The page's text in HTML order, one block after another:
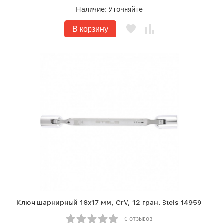
Наличие: Уточняйте
В корзину
Ключ шарнирный 16х17 мм, CrV, 12 гран. Stels 14959
0 отзывов